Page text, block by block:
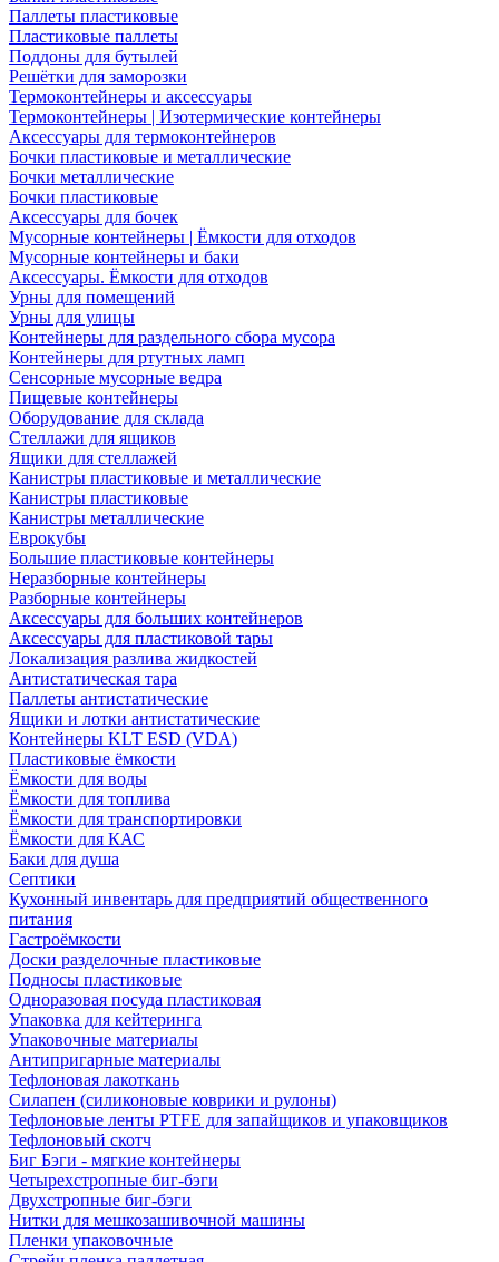
Паллеты пластиковые
Пластиковые паллеты
Поддоны для бутылей
Решётки для заморозки
Термоконтейнеры и аксессуары
Термоконтейнеры | Изотермические контейнеры
Аксессуары для термоконтейнеров
Бочки пластиковые и металлические
Бочки металлические
Бочки пластиковые
Аксессуары для бочек
Мусорные контейнеры | Ёмкости для отходов
Мусорные контейнеры и баки
Аксессуары. Ёмкости для отходов
Урны для помещений
Урны для улицы
Контейнеры для раздельного сбора мусора
Контейнеры для ртутных ламп
Сенсорные мусорные ведра
Пищевые контейнеры
Оборудование для склада
Стеллажи для ящиков
Ящики для стеллажей
Канистры пластиковые и металлические
Канистры пластиковые
Канистры металлические
Еврокубы
Большие пластиковые контейнеры
Неразборные контейнеры
Разборные контейнеры
Аксессуары для больших контейнеров
Аксессуары для пластиковой тары
Локализация разлива жидкостей
Антистатическая тара
Паллеты антистатические
Ящики и лотки антистатические
Контейнеры KLT ESD (VDA)
Пластиковые ёмкости
Ёмкости для воды
Ёмкости для топлива
Ёмкости для транспортировки
Ёмкости для КАС
Баки для душа
Септики
Кухонный инвентарь для предприятий общественного
питания
Гастроёмкости
Доски разделочные пластиковые
Подносы пластиковые
Одноразовая посуда пластиковая
Упаковка для кейтеринга
Упаковочные материалы
Антипригарные материалы
Тефлоновая лакоткань
Силапен (силиконовые коврики и рулоны)
Тефлоновые ленты PTFE для запайщиков и упаковщиков
Тефлоновый скотч
Биг Бэги - мягкие контейнеры
Четырехстропные биг-бэги
Двухстропные биг-бэги
Нитки для мешкозашивочной машины
Пленки упаковочные